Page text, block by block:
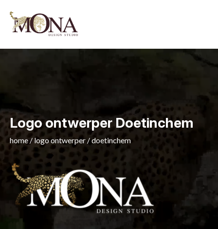
Logo ontwerper Doetinchem
home/logo ontwerper /doetinchem